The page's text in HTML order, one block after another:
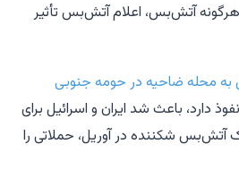
آتش‌بس، اعلام آتش‌بس تأثیر
به محله ضاحیه در حومه جنوبی
دارد، باعث شد ایران و اسرائیل برای
یک آتش‌بس شکننده در آوریل، حملاتی را